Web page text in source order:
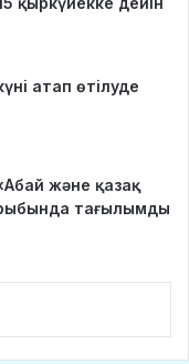
атап өтілуде
және қазақ
тағылымды